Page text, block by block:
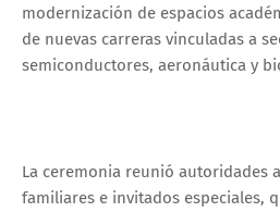
modernización de espacios
de nuevas carreras vinculadas a
semiconductores, aeronáutica y
La ceremonia reunió autoridades
familiares e invitados especiales,